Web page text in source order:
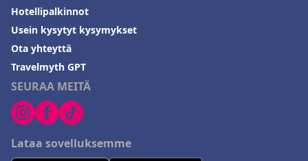
SEURAA MEITÄ
Lataa sovelluksemme
Hotellipalkinnot
Usein kysytyt kysymykset
Ota yhteyttä
Travelmyth GPT